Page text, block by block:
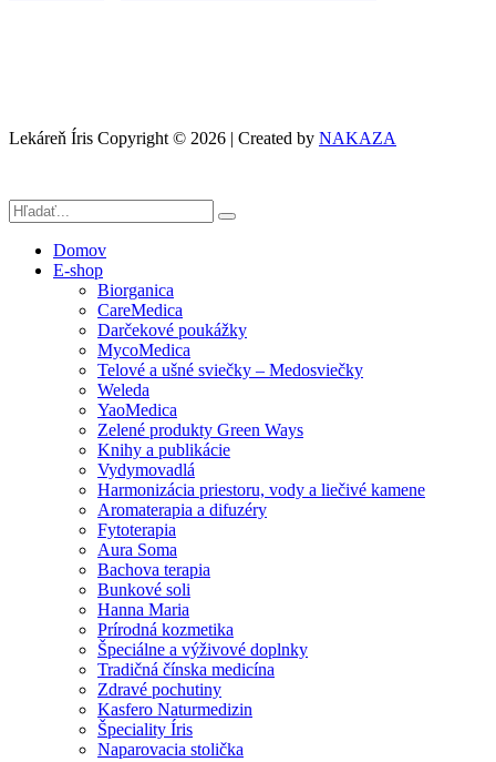
Lekáreň Íris Copyright © 2026 | Created by NAKAZA
Domov
E-shop
Biorganica
CareMedica
Darčekové poukážky
MycoMedica
Telové a ušné sviečky – Medosviečky
Weleda
YaoMedica
Zelené produkty Green Ways
Knihy a publikácie
Vydymovadlá
Harmonizácia priestoru, vody a liečivé kamene
Aromaterapia a difuzéry
Fytoterapia
Aura Soma
Bachova terapia
Bunkové soli
Hanna Maria
Prírodná kozmetika
Špeciálne a výživové doplnky
Tradičná čínska medicína
Zdravé pochutiny
Kasfero Naturmedizin
Špeciality Íris
Naparovacia stolička